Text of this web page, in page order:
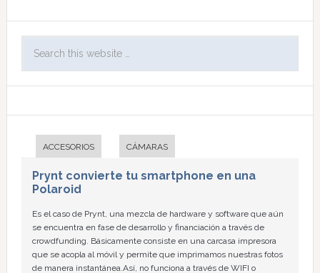
ACCESORIOS CÁMARAS
Prynt convierte tu smartphone en una
Polaroid
Es el caso de Prynt, una mezcla de hardware y software que aún
se encuentra en fase de desarrollo y financiación a través de
crowdfunding. Básicamente consiste en una carcasa impresora
que se acopla al móvil y permite que imprimamos nuestras fotos
de manera instantánea.Así, no funciona a través de WIFI o